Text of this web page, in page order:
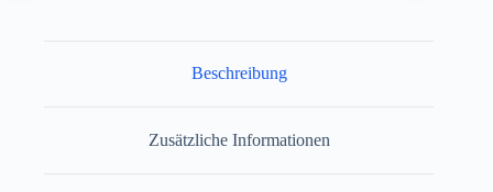
Beschreibung
Zusätzliche Informationen